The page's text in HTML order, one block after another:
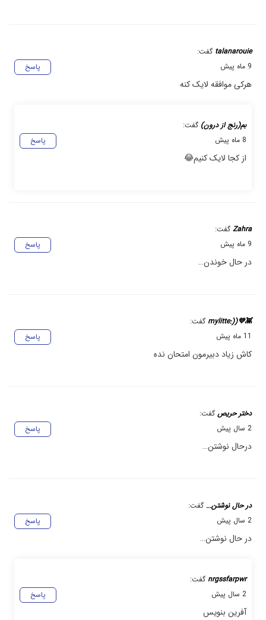
talanarouie گفت:
پاسخ
9 ماه پیش
هرکی موافقه لایک کنه
بم(رنج از درون) گفت:
پاسخ
8 ماه پیش
از کجا لایک کنیم😂
Zahra گفت:
پاسخ
9 ماه پیش
در حال خوندن…
👾💜((:mylitte
گفت:
پاسخ
11 ماه پیش
کاش زیاد دبیرمون امتحان نده
دختر حریص گفت:
پاسخ
2 سال پیش
درحال نوشتن…
در حال نوشتن... گفت:
پاسخ
2 سال پیش
در حال نوشتن…
nrgssfarpwr گفت:
پاسخ
2 سال پیش
آفرین بنویس